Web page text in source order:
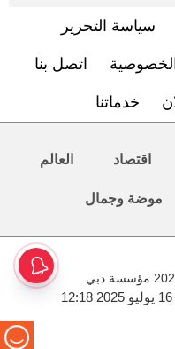
سياسة التحرير
اتصل بنا
خدماتنا
اقتصاد العالم
موضة وجمال